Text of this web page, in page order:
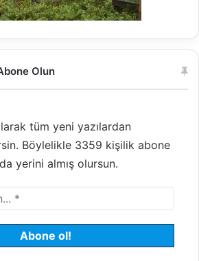
Olun
tüm yeni yazılardan
Böylelikle 3359 kişilik abone
yerini almış olursun.